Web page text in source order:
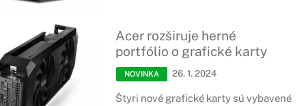
Acer rozširuje herné
portfólio o grafické karty
NOVINKA 26. 1. 2024
Štyri nové grafické karty sú vybavené